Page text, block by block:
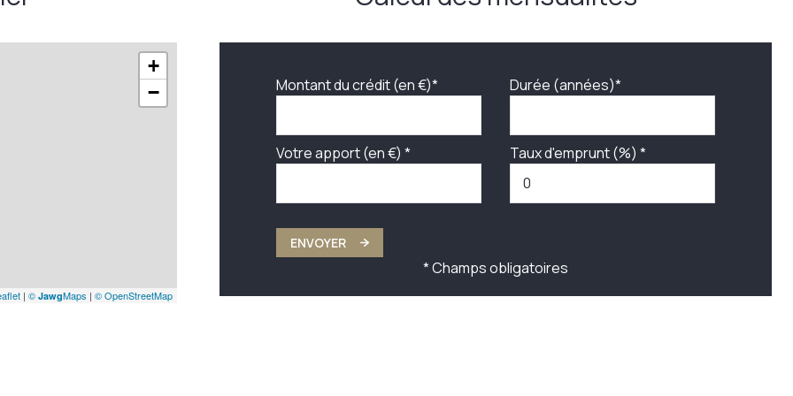
+
−
| © JawgMaps | © OpenStreetMap
Montant du crédit (en €)* Durée (années)*
Votre apport (en €) * Taux d'emprunt (%) *
ENVOYER
* Champs obligatoires